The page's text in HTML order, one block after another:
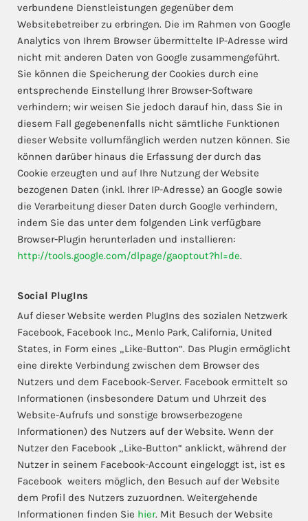
verbundene Dienstleistungen gegenüber dem
Websitebetreiber zu erbringen. Die im Rahmen von Google
Analytics von Ihrem Browser übermittelte IP-Adresse wird
nicht mit anderen Daten von Google zusammengeführt.
Sie können die Speicherung der Cookies durch eine
entsprechende Einstellung Ihrer Browser-Software
verhindern; wir weisen Sie jedoch darauf hin, dass Sie in
diesem Fall gegebenenfalls nicht sämtliche Funktionen
dieser Website vollumfänglich werden nutzen können. Sie
können darüber hinaus die Erfassung der durch das
Cookie erzeugten und auf Ihre Nutzung der Website
bezogenen Daten (inkl. Ihrer IP-Adresse) an Google sowie
die Verarbeitung dieser Daten durch Google verhindern,
indem Sie das unter dem folgenden Link verfügbare
Browser-Plugin herunterladen und installieren:
http://tools.google.com/dlpage/gaoptout?hl=de.
Social PlugIns
Auf dieser Website werden PlugIns des sozialen Netzwerk
Facebook, Facebook Inc., Menlo Park, California, United
States, in Form eines „Like-Button“. Das Plugin ermöglicht
eine direkte Verbindung zwischen dem Browser des
Nutzers und dem Facebook-Server. Facebook ermittelt so
Informationen (insbesondere Datum und Uhrzeit des
Website-Aufrufs und sonstige browserbezogene
Informationen) des Nutzers auf der Website. Wenn der
Nutzer den Facebook „Like-Button“ anklickt, während der
Nutzer in seinem Facebook-Account eingeloggt ist, ist es
Facebook weiters möglich, den Besuch auf der Website
dem Profil des Nutzers zuzuordnen. Weitergehende
Informationen finden Sie hier. Mit Besuch der Website